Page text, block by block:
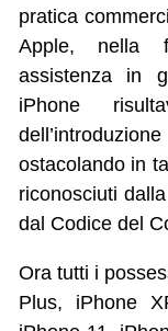
pratica
Apple, nella
assistenza in
iPhone
ostacolando in
riconosciuti
dal Codice del
Ora tutti i
Plus, iPhone